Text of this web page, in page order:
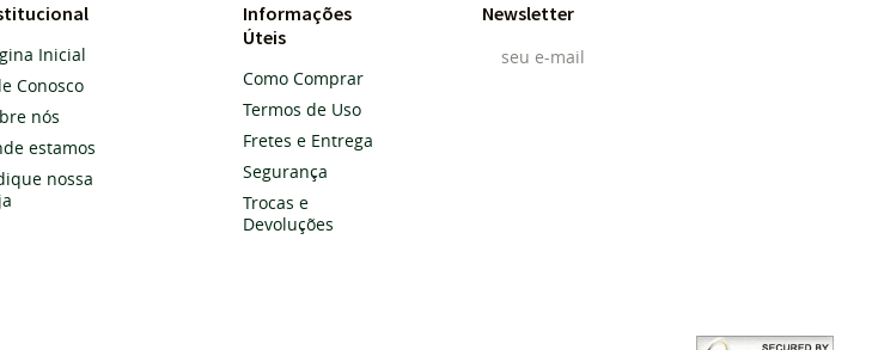
Inicial
Conosco
nós
estamos
nossa
Informações
Úteis
Como Comprar
Termos de Uso
Fretes e Entrega
Segurança
Trocas e
Devoluções
Newsletter